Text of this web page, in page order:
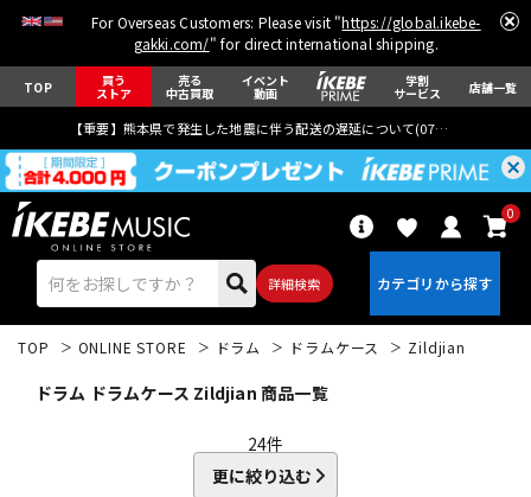
For Overseas Customers: Please visit "https://global.ikebe-
gakki.com/" for direct international shipping.
TOP 買う
ストア
売る
中古買取
イベント
動画
学割
サービス 店舗一覧
【重要】熊本県で発生した地震に伴う配送の遅延について(07月29日
詳細検索
0
TOP ONLINE STORE ドラム ドラムケース Zildjian
ドラム ドラムケース Zildjian 商品一覧
24件
更に絞り込む